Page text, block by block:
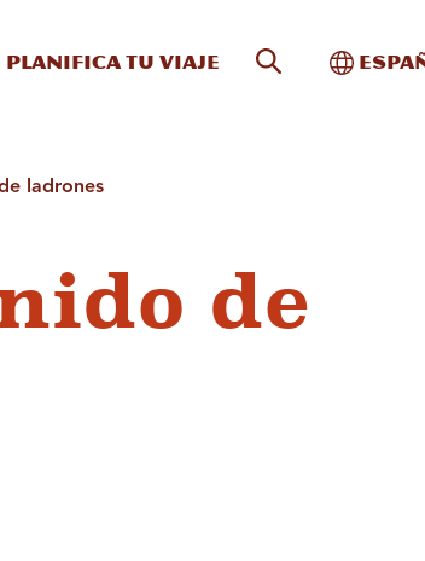
Planifica tu viaje Búsqueda en
ladrones
de